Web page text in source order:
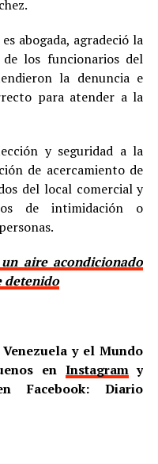
abogada, agradeció la
los funcionarios del
la denuncia e
para atender a la
y seguridad a la
de acercamiento de
del local comercial y
de intimidación o
aire acondicionado
detenido
y el Mundo
en Instagramy
Facebook: Diario